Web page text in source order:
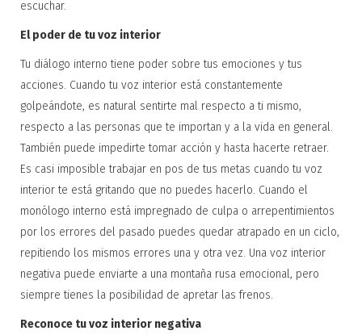
escuchar.
El poder de tu voz interior
Tu diálogo interno tiene poder sobre tus emociones y tus
acciones. Cuando tu voz interior está constantemente
golpeándote, es natural sentirte mal respecto a ti mismo,
respecto a las personas que te importan y a la vida en general.
También puede impedirte tomar acción y hasta hacerte retraer.
Es casi imposible trabajar en pos de tus metas cuando tu voz
interior te está gritando que no puedes hacerlo. Cuando el
monólogo interno está impregnado de culpa o arrepentimientos
por los errores del pasado puedes quedar atrapado en un ciclo,
repitiendo los mismos errores una y otra vez. Una voz interior
negativa puede enviarte a una montaña rusa emocional, pero
siempre tienes la posibilidad de apretar las frenos.
Reconoce tu voz interior negativa